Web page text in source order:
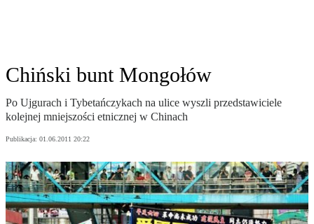
Chiński bunt Mongołów
Po Ujgurach i Tybetańczykach na ulice wyszli przedstawiciele
kolejnej mniejszości etnicznej w Chinach
Publikacja: 01.06.2011 20:22